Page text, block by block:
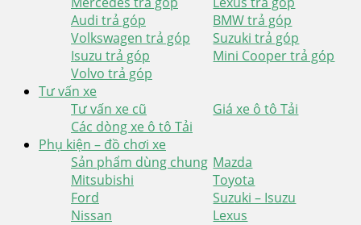
Audi trả góp
BMW trả góp
Volkswagen trả góp
Suzuki trả góp
Isuzu trả góp
Mini Cooper trả góp
Volvo trả góp
Tư vấn xe
Tư vấn xe cũ
Giá xe ô tô Tải
Các dòng xe ô tô Tải
Phụ kiện – đồ chơi xe
Sản phẩm dùng chung Mazda
Mitsubishi
Toyota
Ford
Suzuki – Isuzu
Nissan
Lexus